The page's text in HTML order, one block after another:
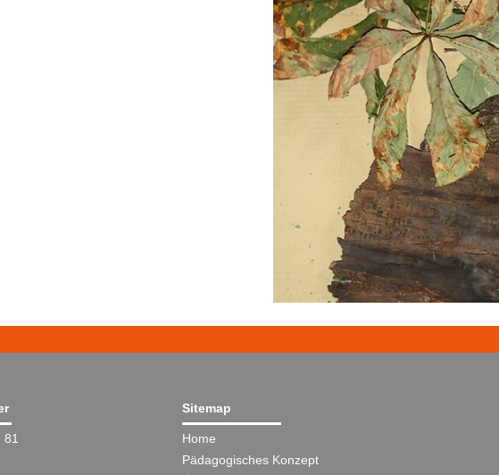
Sitemap
Home
Pädagogisches Konzept